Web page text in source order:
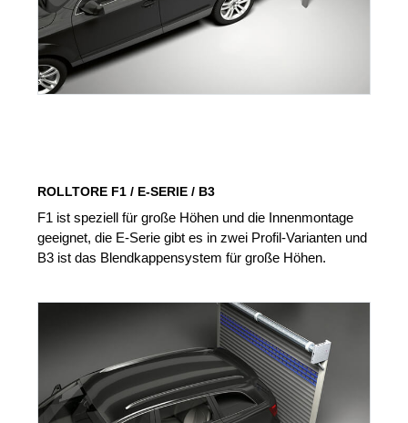
ROLLTORE F1 / E-SERIE / B3
F1 ist speziell für große Höhen und die Innenmontage
geeignet, die E-Serie gibt es in zwei Profil-Varianten und
B3 ist das Blendkappensystem für große Höhen.